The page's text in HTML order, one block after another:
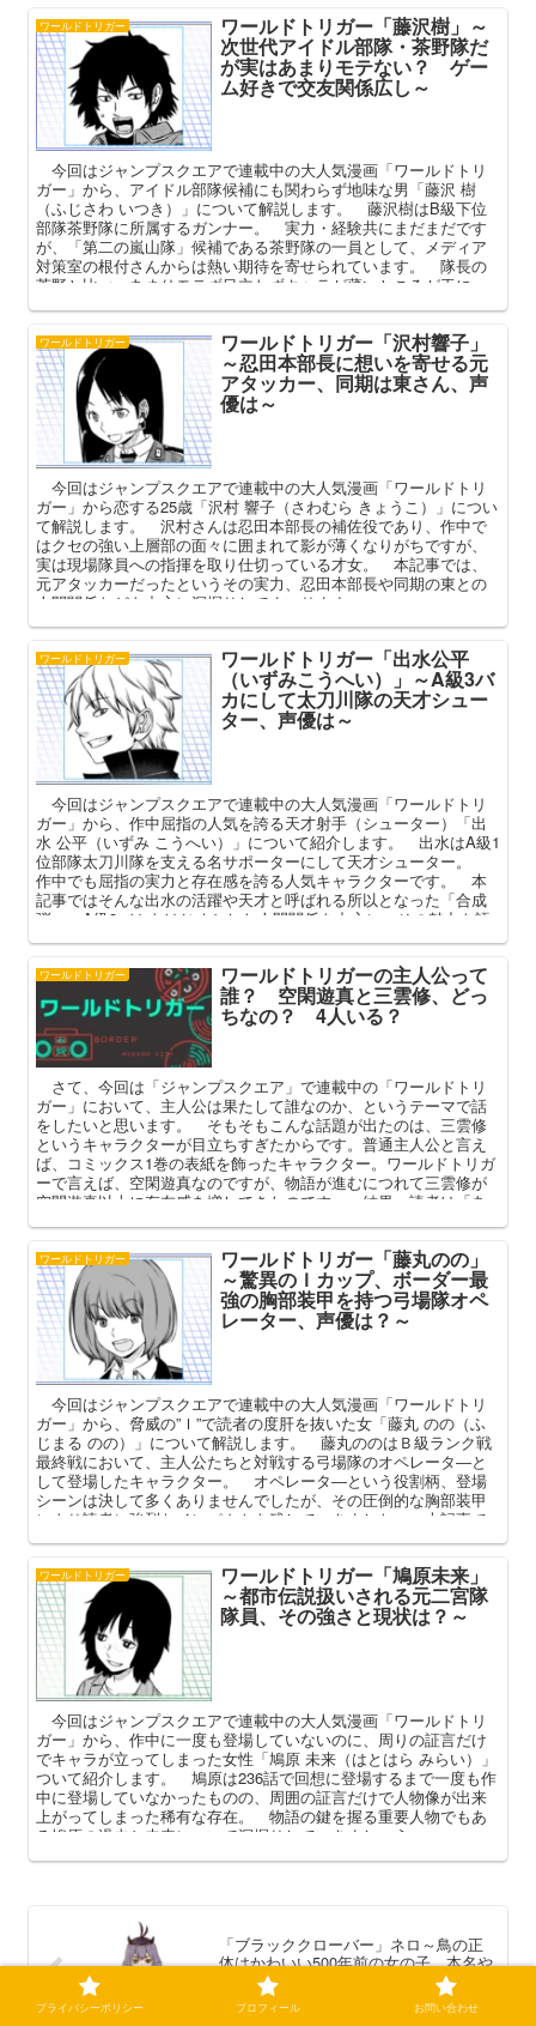
ワールドトリガー ワールドトリガー「藤沢樹」～
次世代アイドル部隊・茶野隊だ
が実はあまりモテない？ ゲー
ム好きで交友関係広し～
今回はジャンプスクエアで連載中の大人気漫画「ワールドトリ
ガー」から、アイドル部隊候補にも関わらず地味な男「藤沢 樹
（ふじさわ いつき）」について解説します。 藤沢樹はB級下位
部隊茶野隊に所属するガンナー。 実力・経験共にまだまだです
が、「第二の嵐山隊」候補である茶野隊の一員として、メディア
対策室の根付さんからは熱い期待を寄せられています。 隊長の
茶野と比べ、あまりモテず目立たずキャラが薄いところが玉に
ワールドトリガー ワールドトリガー「沢村響子」
～忍田本部長に想いを寄せる元
アタッカー、同期は東さん、声
優は～
今回はジャンプスクエアで連載中の大人気漫画「ワールドトリ
ガー」から恋する25歳「沢村 響子（さわむら きょうこ）」につい
て解説します。 沢村さんは忍田本部長の補佐役であり、作中で
はクセの強い上層部の面々に囲まれて影が薄くなりがちですが、
実は現場隊員への指揮を取り仕切っている才女。 本記事では、
元アタッカーだったというその実力、忍田本部長や同期の東との
人間関係などを中心に深掘りしてまいります。
ワールドトリガー ワールドトリガー「出水公平
（いずみこうへい）」～A級3バ
カにして太刀川隊の天才シュー
ター、声優は～
今回はジャンプスクエアで連載中の大人気漫画「ワールドトリ
ガー」から、作中屈指の人気を誇る天才射手（シューター）「出
水 公平（いずみ こうへい）」について紹介します。 出水はA級1
位部隊太刀川隊を支える名サポーターにして天才シューター。
作中でも屈指の実力と存在感を誇る人気キャラクターです。 本
記事ではそんな出水の活躍や天才と呼ばれる所以となった「合成
弾」、A級3バカをはじめとした人間関係を中心に、その魅力を語
ってまいります。
ワールドトリガー ワールドトリガーの主人公って
誰？ 空閑遊真と三雲修、どっ
ちなの？ 4人いる？
さて、今回は「ジャンプスクエア」で連載中の「ワールドトリ
ガー」において、主人公は果たして誰なのか、というテーマで話
をしたいと思います。 そもそもこんな話題が出たのは、三雲修
というキャラクターが目立ちすぎたからです。普通主人公と言え
ば、コミックス1巻の表紙を飾ったキャラクター。ワールドトリガ
ーで言えば、空閑遊真なのですが、物語が進むにつれて三雲修が
空閑遊真以上に存在感を増してきたのです。 結果、読者は「あ
ワールドトリガー ワールドトリガー「藤丸のの」
～驚異のＩカップ、ボーダー最
強の胸部装甲を持つ弓場隊オペ
レーター、声優は？～
今回はジャンプスクエアで連載中の大人気漫画「ワールドトリ
ガー」から、脅威の”Ｉ”で読者の度肝を抜いた女「藤丸 のの（ふ
じまる のの）」について解説します。 藤丸ののはＢ級ランク戦
最終戦において、主人公たちと対戦する弓場隊のオペレータ―と
して登場したキャラクター。 オペレータ―という役割柄、登場
シーンは決して多くありませんでしたが、その圧倒的な胸部装甲
により読者に強烈なインパクトを残していきました。 本記事で
ワールドトリガー ワールドトリガー「鳩原未来」
～都市伝説扱いされる元二宮隊
隊員、その強さと現状は？～
今回はジャンプスクエアで連載中の大人気漫画「ワールドトリ
ガー」から、作中に一度も登場していないのに、周りの証言だけ
でキャラが立ってしまった女性「鳩原 未来（はとはら みらい）」
ついて紹介します。 鳩原は236話で回想に登場するまで一度も作
中に登場していなかったものの、周囲の証言だけで人物像が出来
上がってしまった稀有な存在。 物語の鍵を握る重要人物でもあ
る鳩原の過去と未来について深掘りしていきましょう。
「ブラッククローバー」ネロ～鳥の正
体はかわいい500年前の女の子、本名や
魔法、アスタとの関係（メインヒロイ
ン？）～
プライバシーポリシー プロフィール お問い合わせ